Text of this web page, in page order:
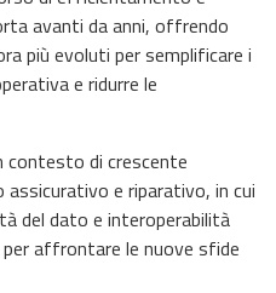
avanti da anni, offrendo
più evoluti per semplificare i
e ridurre le
contesto di crescente
e riparativo, in cui
del dato e interoperabilità
affrontare le nuove sfide